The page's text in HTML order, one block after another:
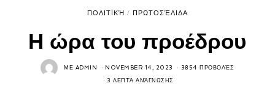
ΠΟΛΙΤΙΚΉ / ΠΡΩΤΟΣΈΛΙΔΑ
Η ώρα του προέδρου
ΜΕ ADMIN NOVEMBER 14, 2023 3854 ΠΡΟΒΟΛΈΣ
3 ΛΕΠΤΆ ΑΝΆΓΝΩΣΗΣ